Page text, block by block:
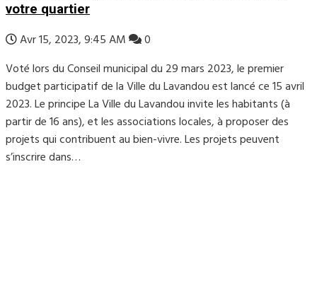
votre quartier
Avr 15, 2023, 9:45 AM
0
Voté lors du Conseil municipal du 29 mars 2023, le premier
budget participatif de la Ville du Lavandou est lancé ce 15 avril
2023. Le principe La Ville du Lavandou invite les habitants (à
partir de 16 ans), et les associations locales, à proposer des
projets qui contribuent au bien-vivre. Les projets peuvent
s’inscrire dans…